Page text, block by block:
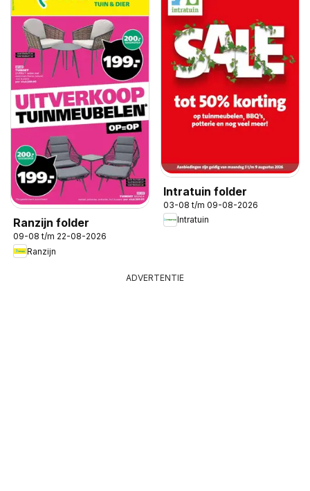
Ranzijn folder
09-08 t/m 22-08-2026
Ranzijn
Intratuin folder
03-08 t/m 09-08-2026
Intratuin
ADVERTENTIE